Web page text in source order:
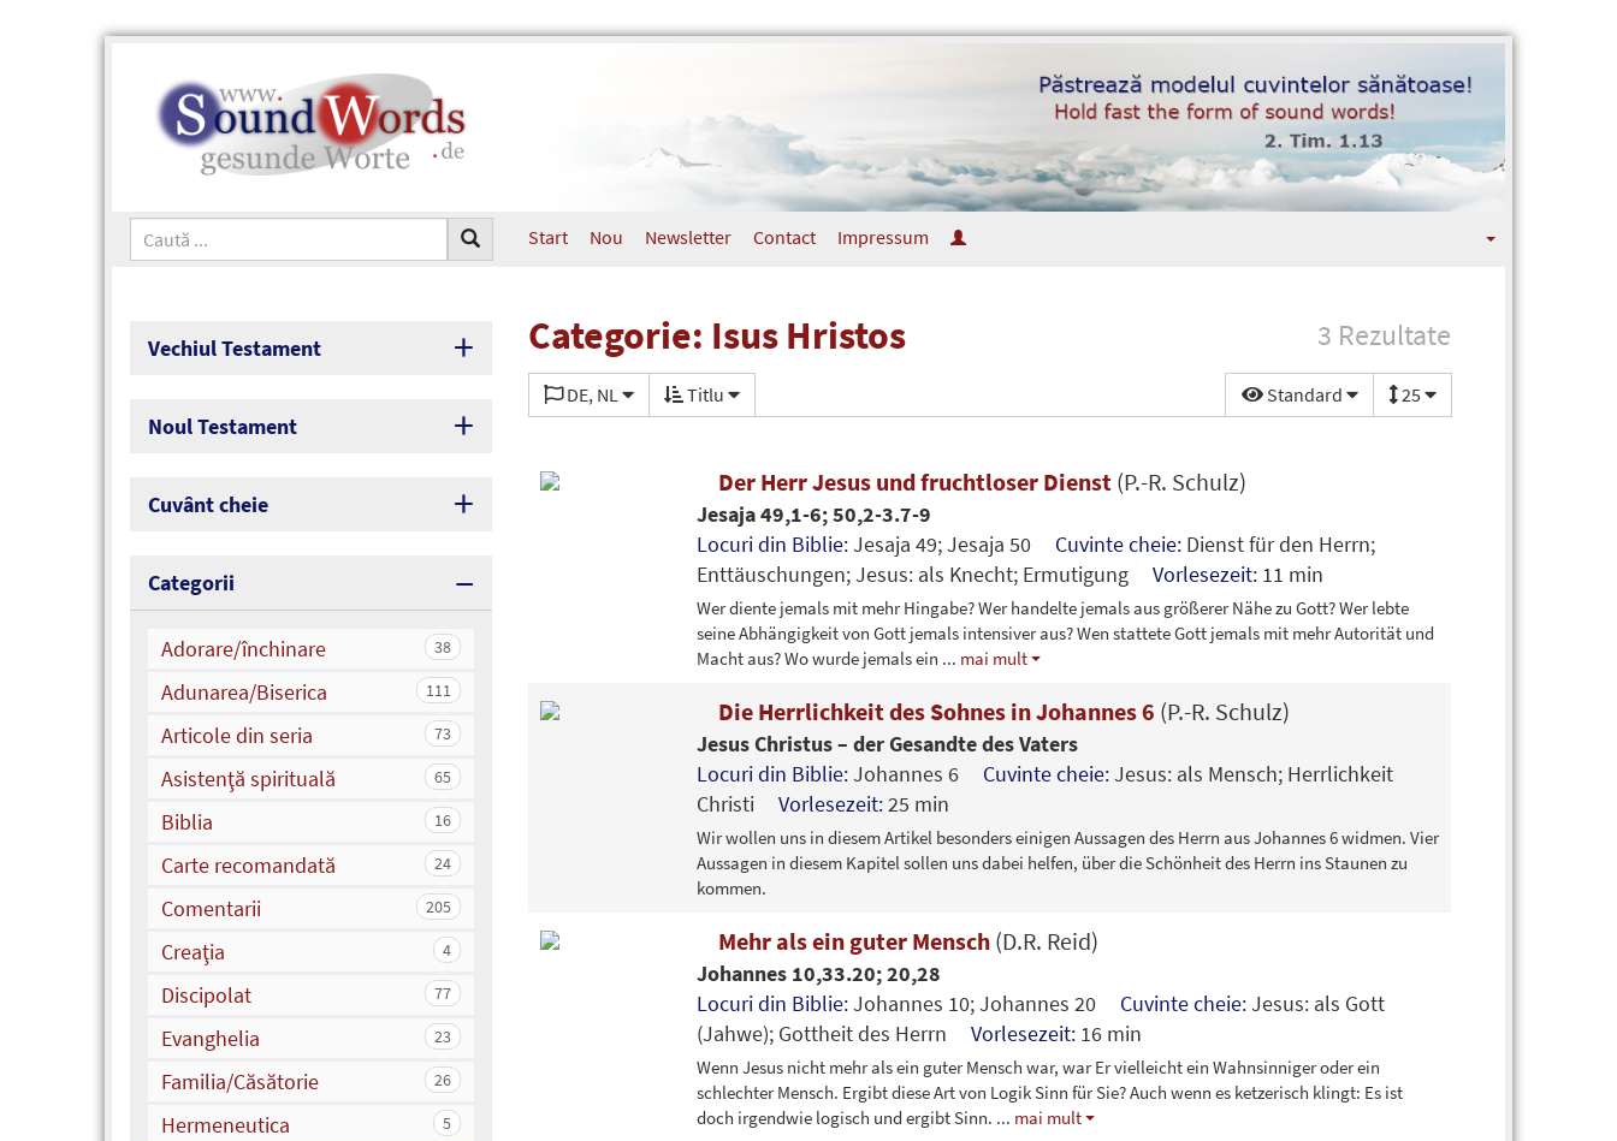
Start Nou Newsletter Contact Impressum
Vechiul Testament
Noul Testament
Cuvânt cheie
Categorii
38
Adorare/închinare
111
Adunarea/Biserica
73
Articole din seria
65
Asistenţă spirituală
16
Biblia
24
Carte recomandată
205
Comentarii
4
Creaţia
77
Discipolat
23
Evanghelia
26
Familia/Căsătorie
5
Hermeneutica
3 Rezultate
Categorie: Isus Hristos
DE, NL Titlu Standard 25
Der Herr Jesus und fruchtloser Dienst (P.-R. Schulz)
Jesaja 49,1-6; 50,2-3.7-9
Locuri din Biblie:Jesaja 49; Jesaja 50 Cuvinte cheie: Dienst für den Herrn;
Enttäuschungen; Jesus: als Knecht; Ermutigung Vorlesezeit: 11 min
Wer diente jemals mit mehr Hingabe? Wer handelte jemals aus größerer Nähe zu Gott? Wer lebte
seine Abhängigkeit von Gott jemals intensiver aus? Wen stattete Gott jemals mit mehr Autorität und
Macht aus? Wo wurde jemals ein ... mai mult
Die Herrlichkeit des Sohnes in Johannes 6 (P.-R. Schulz)
Jesus Christus – der Gesandte des Vaters
Locuri din Biblie:Johannes 6 Cuvinte cheie:Jesus: als Mensch; Herrlichkeit
Christi Vorlesezeit:25 min
Wir wollen uns in diesem Artikel besonders einigen Aussagen des Herrn aus Johannes 6 widmen. Vier
Aussagen in diesem Kapitel sollen uns dabei helfen, über die Schönheit des Herrn ins Staunen zu
kommen.
Mehr als ein guter Mensch (D.R. Reid)
Johannes 10,33.20; 20,28
Locuri din Biblie:Johannes 10; Johannes 20 Cuvinte cheie:Jesus: als Gott
(Jahwe); Gottheit des Herrn Vorlesezeit: 16 min
Wenn Jesus nicht mehr als ein guter Mensch war, war Er vielleicht ein Wahnsinniger oder ein
schlechter Mensch. Ergibt diese Art von Logik Sinn für Sie? Auch wenn es ketzerisch klingt: Es ist
doch irgendwie logisch und ergibt Sinn. ... mai mult